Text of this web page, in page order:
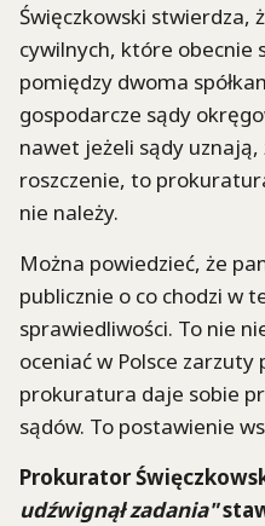
Święczkowski stwierdza,
cywilnych, które obecnie
pomiędzy dwoma
gospodarcze sądy
nawet jeżeli sądy
roszczenie, to
nie należy.
Można powiedzieć, że
publicznie o co chodzi w
sprawiedliwości. To nie
oceniać w Polsce
prokuratura daje sobie
sądów. To postawienie
Prokurator
udźwignął zadania"